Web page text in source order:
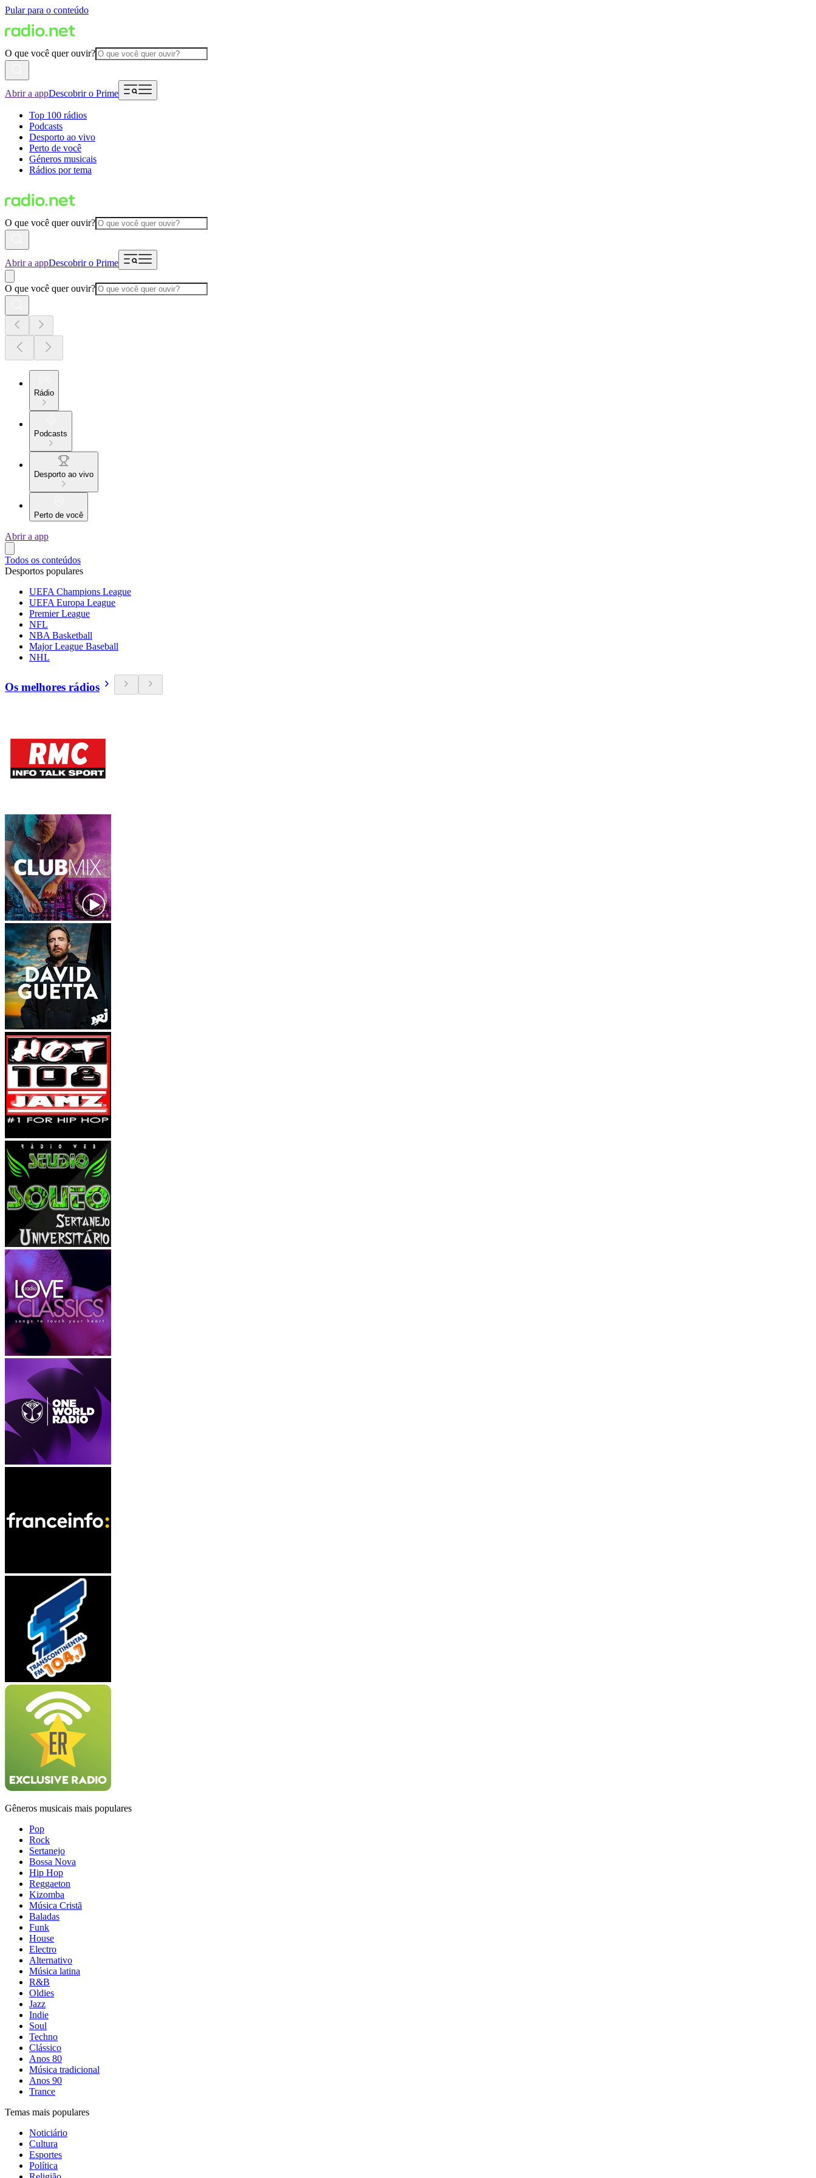
Pular para o conteúdo
O que você quer ouvir?
Abrir a appDescobrir o Prime
Top 100 rádios
Podcasts
Desporto ao vivo
Perto de você
Géneros musicais
Rádios por tema
O que você quer ouvir?
Abrir a appDescobrir o Prime
O que você quer ouvir?
Rádio
Podcasts
Desporto ao vivo
Perto de você
Abrir a app
Todos os conteúdos
Desportos populares
UEFA Champions League
UEFA Europa League
Premier League
NFL
NBA Basketball
Major League Baseball
NHL
Os melhores rádios
Gêneros musicais mais populares
Pop
Rock
Sertanejo
Bossa Nova
Hip Hop
Reggaeton
Kizomba
Música Cristã
Baladas
Funk
House
Electro
Alternativo
Música latina
R&B
Oldies
Jazz
Indie
Soul
Techno
Clássico
Anos 80
Música tradicional
Anos 90
Trance
Temas mais populares
Noticiário
Cultura
Esportes
Política